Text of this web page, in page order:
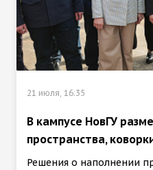
21 июля, 16:35
В кампусе НовГУ
пространства,
Решения о наполнении